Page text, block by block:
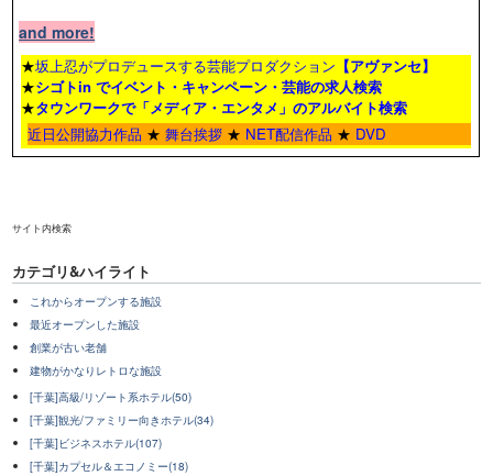
and more!
★坂上忍がプロデュースする芸能プロダクション 【アヴァンセ】
★シゴトin でイベント・キャンペーン・芸能の求人検索
★タウンワークで「メディア・エンタメ」のアルバイト検索
近日公開協力作品 ★舞台挨拶 ★ NET配信作品 ★ DVD
サイト内検索
カテゴリ&ハイライト
これからオープンする施設
最近オープンした施設
創業が古い老舗
建物がかなりレトロな施設
[千葉]高級/リゾート系ホテル(50)
[千葉]観光/ファミリー向きホテル(34)
[千葉]ビジネスホテル(107)
[千葉]カプセル＆エコノミー(18)